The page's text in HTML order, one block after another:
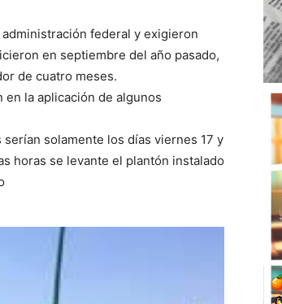
federal y exigieron
en septiembre del año pasado,
de cuatro meses.
la aplicación de algunos
solamente los días viernes 17 y
horas se levante el plantón instalado